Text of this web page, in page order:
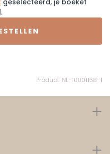
geselecteerd, je boeket
Product: NL-10001168-1